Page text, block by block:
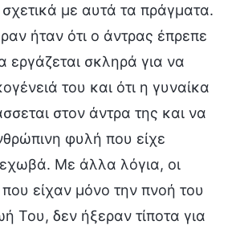
σχετικά με αυτά τα πράγματα.
ήταν ότι ο άντρας έπρεπε
εργάζεται σκληρά για να
του και ότι η γυναίκα
στον άντρα της και να
φυλή που είχε
Με άλλα λόγια, οι
είχαν μόνο την πνοή του
Του, δεν ήξεραν τίποτα για